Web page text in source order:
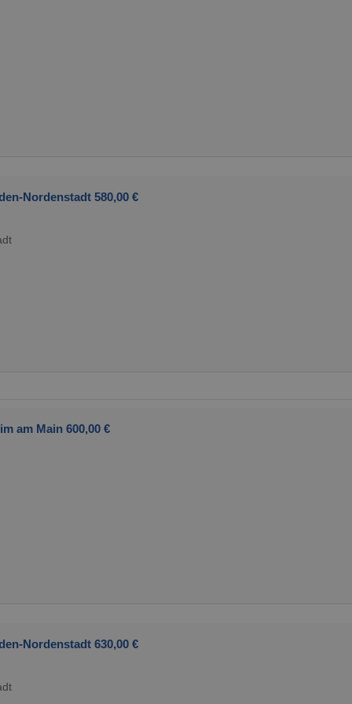
Nordenstadt 580,00 €
am Main 600,00 €
Nordenstadt 630,00 €